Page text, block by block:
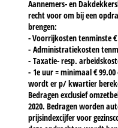
Aannemers- en
recht voor om bij een
brengen:
- Voorrijkosten tenminste €
- Administratiekosten
- Taxatie- resp.
- 1e uur = minimaal €
wordt er p/ kwartier
Bedragen exclusief
2020. Bedragen worden
prijsindexcijfer voor